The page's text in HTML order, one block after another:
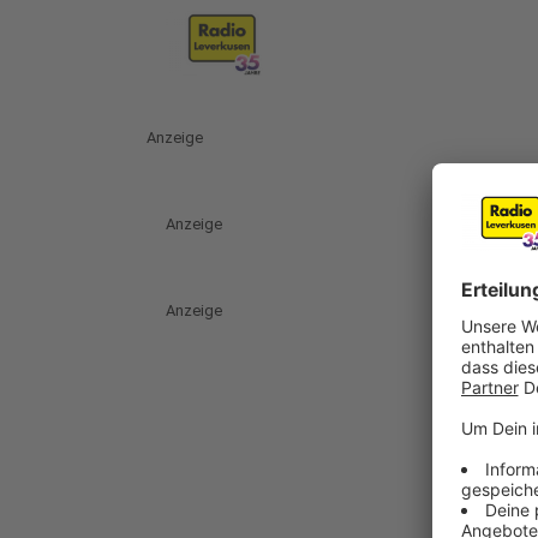
Anzeige
Anzeige
Anzeige